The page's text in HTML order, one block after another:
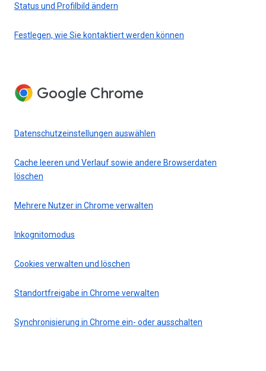
Status und Profilbild ändern
Festlegen, wie Sie kontaktiert werden können
Google Chrome
Datenschutzeinstellungen auswählen
Cache leeren und Verlauf sowie andere Browserdaten
löschen
Mehrere Nutzer in Chrome verwalten
Inkognitomodus
Cookies verwalten und löschen
Standortfreigabe in Chrome verwalten
Synchronisierung in Chrome ein- oder ausschalten